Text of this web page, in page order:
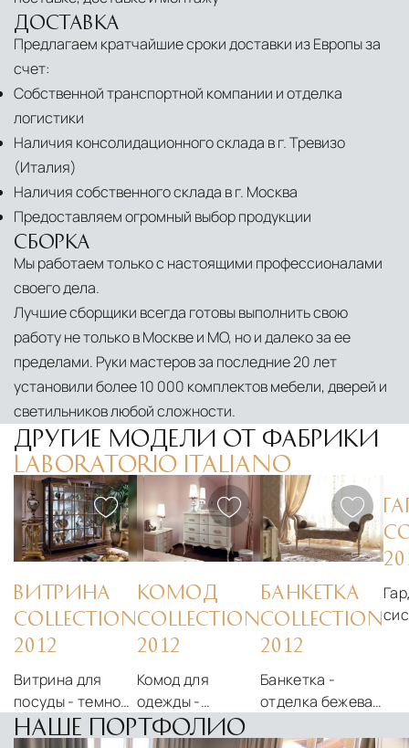
ДОСТАВКА
Предлагаем кратчайшие сроки доставки из Европы за
счет:
Собственной транспортной компании и отделка
логистики
Наличия консолидационного склада в г. Тревизо
(Италия)
Наличия собственного склада в г. Москва
Предоставляем огромный выбор продукции
СБОРКА
Мы работаем только с настоящими профессионалами
своего дела.
Лучшие сборщики всегда готовы выполнить свою
работу не только в Москве и МО, но и далеко за ее
пределами. Руки мастеров за последние 20 лет
установили более 10 000 комплектов мебели, дверей и
светильников любой сложности.
ДРУГИЕ МОДЕЛИ ОТ ФАБРИКИ
LABORATORIO ITALIANO
ВИТРИНА
COLLECTION
2012
Витрина для
посуды - темное
дерево
КОМОД
COLLECTION
2012
Комод для
одежды -
отделка
БАНКЕТКА
COLLECTION
2012
Банкетка -
отделка бежевая
НАШЕ ПОРТФОЛИО